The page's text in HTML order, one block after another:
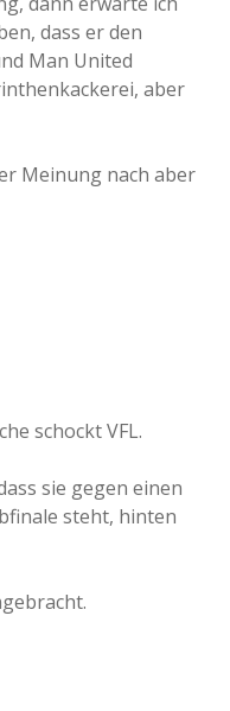
dass er den
Man United
aber
Meinung nach aber
schockt VFL.
sie gegen einen
steht, hinten